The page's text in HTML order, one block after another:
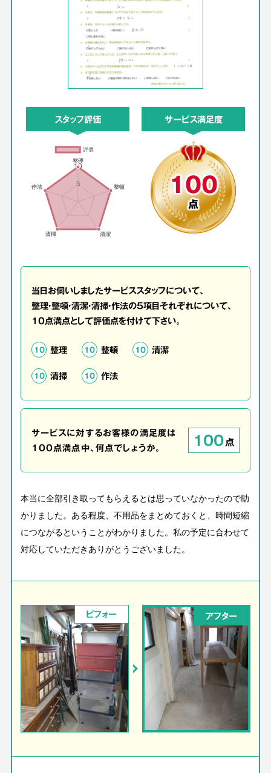
スタッフ評価 サービス満足度
100
点
当日お伺いしましたサービススタッフについて、
整理・整頓・清潔・清掃・作法の5項目それぞれについて、
10点満点として評価点を付けて下さい。
10 整理 10 整頓 10 清潔
10 清掃 10 作法
サービスに対するお客様の満足度は
100点満点中、何点でしょうか。
100点
本当に全部引き取ってもらえるとは思っていなかったので助
かりました。ある程度、不用品をまとめておくと、時間短縮
につながるということがわかりました。私の予定に合わせて
対応していただきありがとうございました。
ビフォー アフター